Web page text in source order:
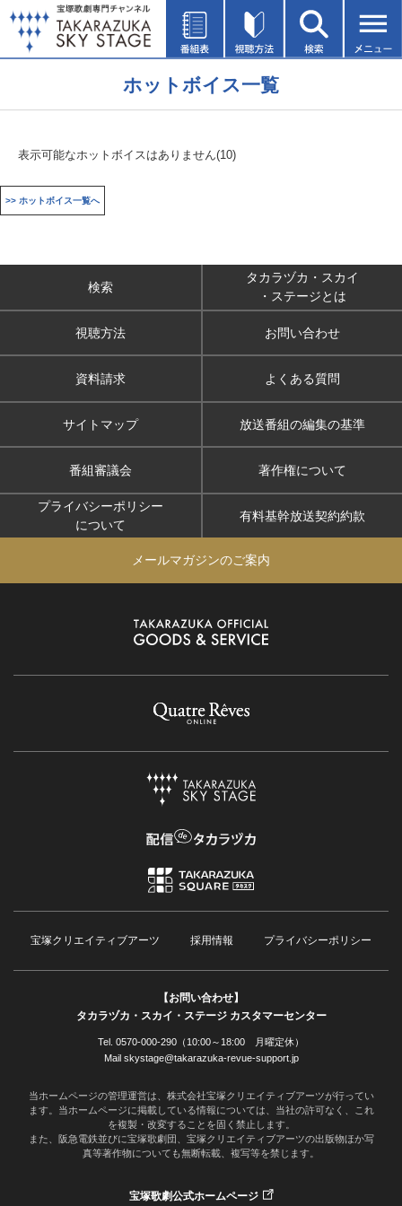
ホットボイス一覧
表示可能なホットボイスはありません(10)
>> ホットボイス一覧へ
検索
タカラヅカ・スカイ
・ステージとは
視聴方法 お問い合わせ
資料請求 よくある質問
サイトマップ 放送番組の編集の基準
番組審議会 著作権について
プライバシーポリシー
について
有料基幹放送契約約款
メールマガジンのご案内
宝塚クリエイティブアーツ 採用情報 プライバシーポリシー
【お問い合わせ】
タカラヅカ・スカイ・ステージ カスタマーセンター
Tel. 0570-000-290（10:00～18:00 月曜定休）
Mail skystage@takarazuka-revue-support.jp
当ホームページの管理運営は、株式会社宝塚クリエイティブアーツが行ってい
ます。当ホームページに掲載している情報については、当社の許可なく、これ
を複製・改変することを固く禁止します。
また、阪急電鉄並びに宝塚歌劇団、宝塚クリエイティブアーツの出版物ほか写
真等著作物についても無断転載、複写等を禁じます。
宝塚歌劇公式ホームページ